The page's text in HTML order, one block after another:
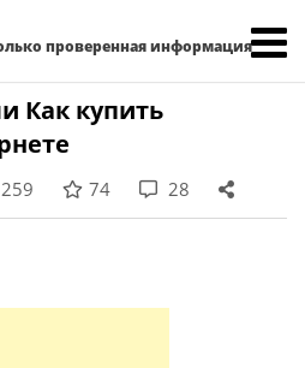
проверенная информация
Как купить
259 74 28